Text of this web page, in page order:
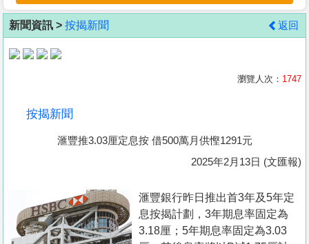
客
地
產
置
業
新聞資訊 > 按揭新聞 返回
瀏覽人次： 1747
按揭新聞
滙豐推3.03厘定息按 借500萬月供慳1291元
2025年2月13日 (文匯報)
滙豐銀行昨日推出首3年及5年定
息按揭計劃，3年期息率固定為
3.18厘；5年期息率固定為3.03